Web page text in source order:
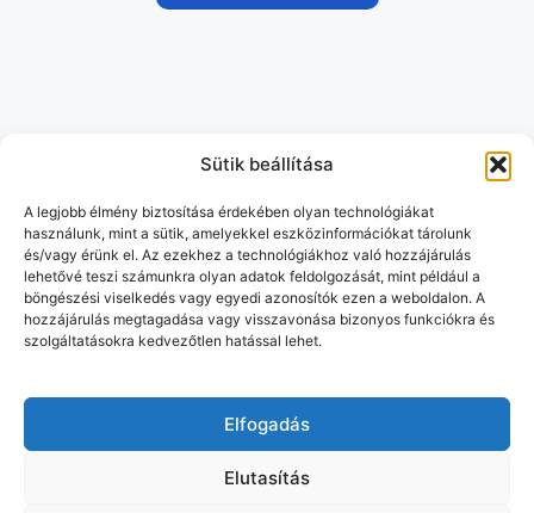
Sütik beállítása
A legjobb élmény biztosítása érdekében olyan technológiákat
használunk, mint a sütik, amelyekkel eszközinformációkat tárolunk
és/vagy érünk el. Az ezekhez a technológiákhoz való hozzájárulás
lehetővé teszi számunkra olyan adatok feldolgozását, mint például a
böngészési viselkedés vagy egyedi azonosítók ezen a weboldalon. A
hozzájárulás megtagadása vagy visszavonása bizonyos funkciókra és
szolgáltatásokra kedvezőtlen hatással lehet.
Elfogadás
Elutasítás